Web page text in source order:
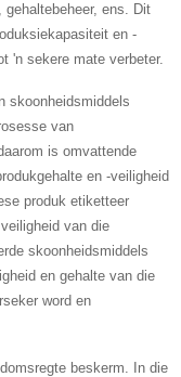
ens. Dit
en -
'n sekere mate verbeter.
skoonheidsmiddels
van
is omvattende
en -veiligheid
produk etiketteer
van die
skoonheidsmiddels
en gehalte van die
word en
beskerm. In die